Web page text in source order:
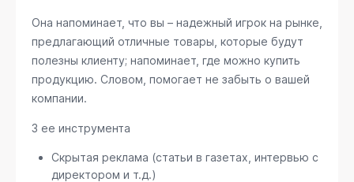
Она напоминает, что вы – надежный игрок на рынке,
предлагающий отличные товары, которые будут
полезны клиенту; напоминает, где можно купить
продукцию. Словом, помогает не забыть о вашей
компании.
3 ее инструмента
Скрытая реклама (статьи в газетах, интервью с
директором и т.д.)